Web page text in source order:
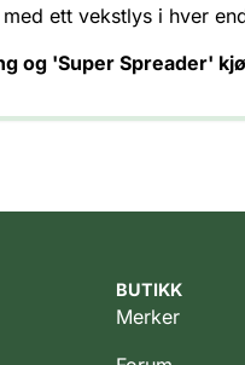
ett vekstlys i hver
og 'Super Spreader'
BUTIKK
Merker